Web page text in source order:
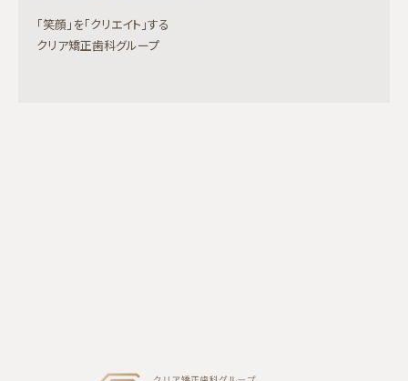
「笑顔」を「クリエイト」する
クリア矯正歯科グループ